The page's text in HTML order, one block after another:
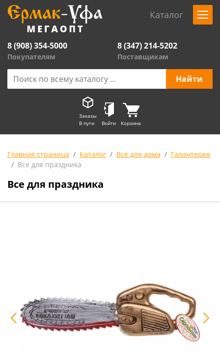
Каталог
8 (908) 354-5000
Покупателям
8 (347) 214-5202
Поставщикам
Заказы
В пути
Войти Корзина
Главная страница Каталог Все для дома
Галантерея
Все для праздника
Все для праздника